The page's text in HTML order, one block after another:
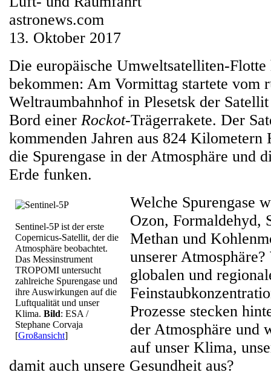
astronews.com
13. Oktober 2017
Die europäische Umweltsatelliten-Flotte
bekommen: Am Vormittag startete vom
Weltraumbahnhof in Plesetsk der
Bord einer Rockot-Trägerrakete. Der
kommenden Jahren aus 824 Kilometern
die Spurengase in der Atmosphäre und
Erde funken.
Sentinel-5P ist der erste
Copernicus-Satellit, der die
Atmosphäre beobachtet.
Das Messinstrument
TROPOMI untersucht
zahlreiche Spurengase und
ihre Auswirkungen auf die
Luftqualität und unser
Klima. Bild: ESA /
Stephane Corvaja
[Großansicht]
Welche Spurengase
Ozon, Formaldehyd,
Methan und
unserer
globalen und
Prozesse stecken
der Atmosphäre und
auf unser Klima,
damit auch unsere Gesundheit aus?